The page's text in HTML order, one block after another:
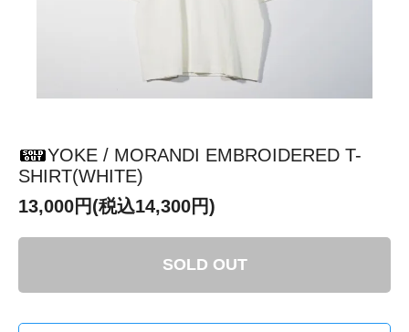
YOKE / MORANDI EMBROIDERED T-
SHIRT(WHITE)
13,000円(税込14,300円)
SOLD OUT